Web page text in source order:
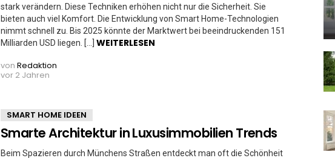
stark verändern. Diese Techniken erhöhen nicht nur die Sicherheit. Sie
bieten auch viel Komfort. Die Entwicklung von Smart Home-Technologien
nimmt schnell zu. Bis 2025 könnte der Marktwert bei beeindruckenden 151
Milliarden USD liegen. […] WEITERLESEN
von Redaktion
vor 2 Jahren
SMART HOME IDEEN
Smarte Architektur in Luxusimmobilien Trends
Beim Spazieren durch Münchens Straßen entdeckt man oft die Schönheit